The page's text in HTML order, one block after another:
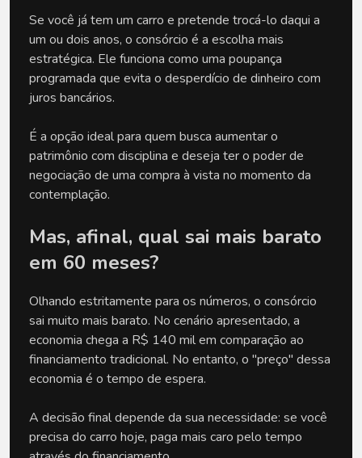
Se você já tem um carro e pretende trocá-lo daqui a
um ou dois anos, o consórcio é a escolha mais
estratégica. Ele funciona como uma poupança
programada que evita o desperdício de dinheiro com
juros bancários.
É a opção ideal para quem busca aumentar o
patrimônio com disciplina e deseja ter o poder de
negociação de uma compra à vista no momento da
contemplação.
Mas, afinal, qual sai mais barato
em 60 meses?
Olhando estritamente para os números, o consórcio
sai muito mais barato. No cenário apresentado, a
economia chega a R$ 140 mil em comparação ao
financiamento tradicional. No entanto, o "preço" dessa
economia é o tempo de espera.
A decisão final depende da sua necessidade: se você
precisa do carro hoje, paga mais caro pelo tempo